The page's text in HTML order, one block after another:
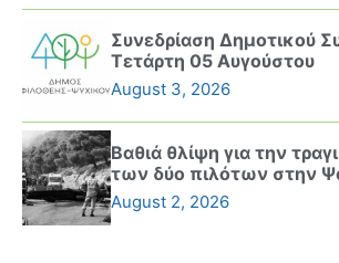
Συνεδρίαση Δημοτικού
Τετάρτη 05 Αυγούστου
August 3, 2026
Βαθιά θλίψη για την
των δύο πιλότων στην
August 2, 2026